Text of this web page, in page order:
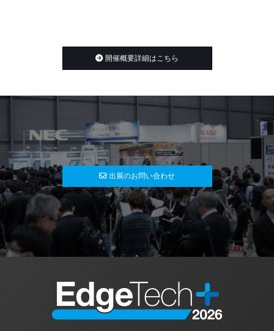
開催概要詳細はこちら
出展のお問い合わせ